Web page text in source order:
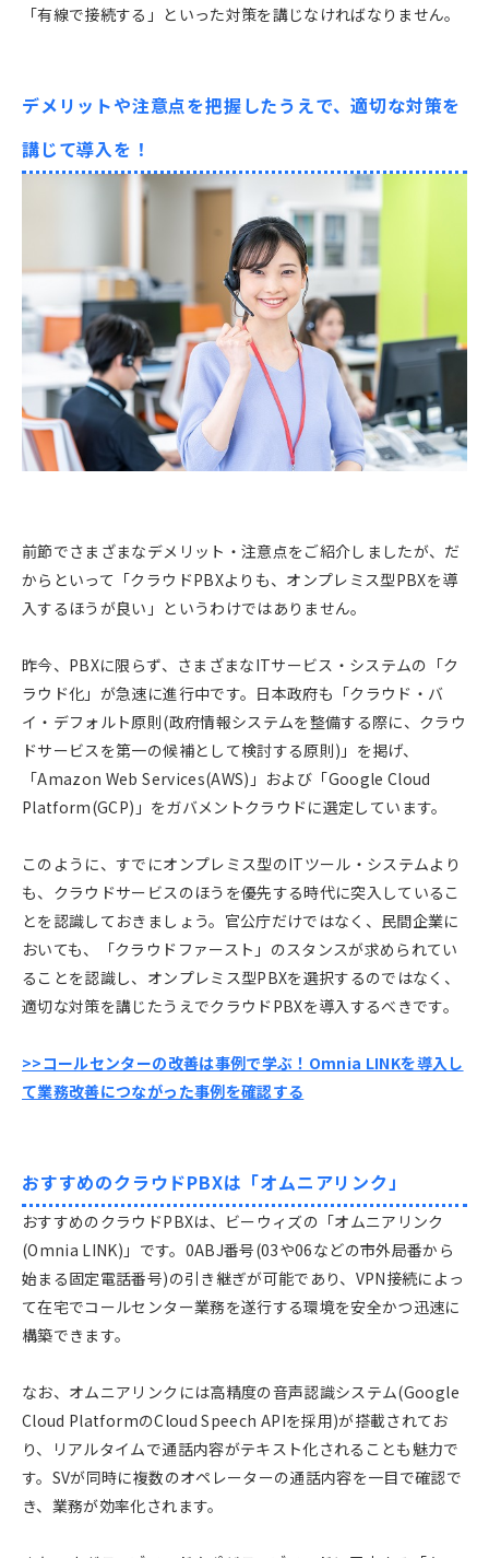
「有線で接続する」といった対策を講じなければなりません。
デメリットや注意点を把握したうえで、適切な対策を
講じて導入を！
前節でさまざまなデメリット・注意点をご紹介しましたが、だ
からといって「クラウドPBXよりも、オンプレミス型PBXを導
入するほうが良い」というわけではありません。
昨今、PBXに限らず、さまざまなITサービス・システムの「ク
ラウド化」が急速に進行中です。日本政府も「クラウド・バ
イ・デフォルト原則(政府情報システムを整備する際に、クラウ
ドサービスを第一の候補として検討する原則)」を掲げ、
「Amazon Web Services(AWS)」および「Google Cloud
Platform(GCP)」をガバメントクラウドに選定しています。
このように、すでにオンプレミス型のITツール・システムより
も、クラウドサービスのほうを優先する時代に突入しているこ
とを認識しておきましょう。官公庁だけではなく、民間企業に
おいても、「クラウドファースト」のスタンスが求められてい
ることを認識し、オンプレミス型PBXを選択するのではなく、
適切な対策を講じたうえでクラウドPBXを導入するべきです。
>>コールセンターの改善は事例で学ぶ！Omnia LINKを導入し
て業務改善につながった事例を確認する
おすすめのクラウドPBXは「オムニアリンク」
おすすめのクラウドPBXは、ビーウィズの「オムニアリンク
(Omnia LINK)」です。0ABJ番号(03や06などの市外局番から
始まる固定電話番号)の引き継ぎが可能であり、VPN接続によっ
て在宅でコールセンター業務を遂行する環境を安全かつ迅速に
構築できます。
なお、オムニアリンクには高精度の音声認識システム(Google
Cloud PlatformのCloud Speech APIを採用)が搭載されてお
り、リアルタイムで通話内容がテキスト化されることも魅力で
す。SVが同時に複数のオペレーターの通話内容を一目で確認で
き、業務が効率化されます。